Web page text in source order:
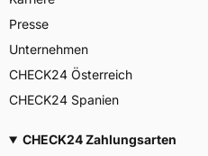
Presse
Unternehmen
CHECK24 Österreich
CHECK24 Spanien
CHECK24 Zahlungsarten